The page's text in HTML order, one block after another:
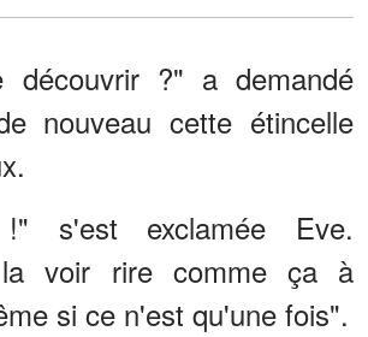
découvrir ?" a demandé
nouveau cette étincelle
s'est exclamée Eve.
la voir rire comme ça à
si ce n'est qu'une fois".